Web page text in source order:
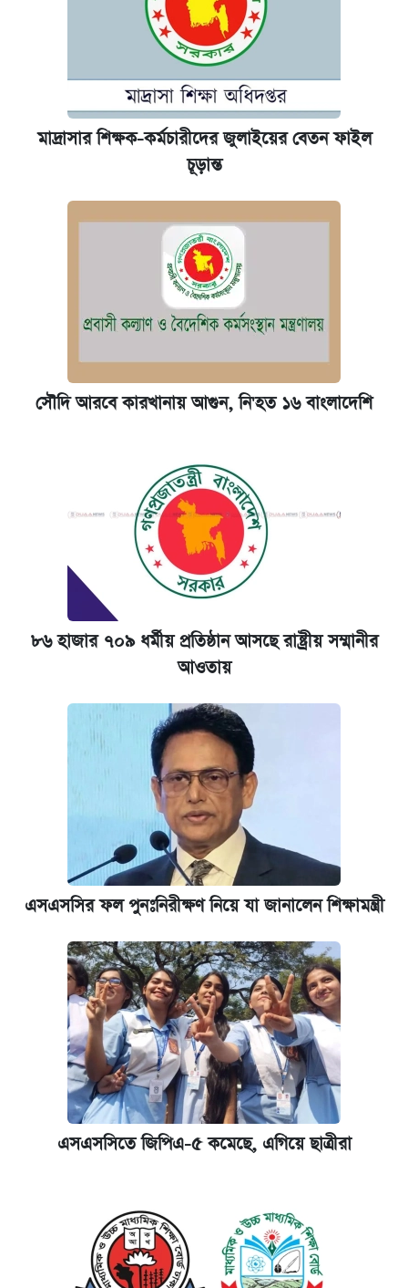
মাদ্রাসার শিক্ষক-কর্মচারীদের জুলাইয়ের বেতন ফাইল
চূড়ান্ত
সৌদি আরবে কারখানায় আগুন, নি'হত ১৬ বাংলাদেশি
৮৬ হাজার ৭০৯ ধর্মীয় প্রতিষ্ঠান আসছে রাষ্ট্রীয় সম্মানীর
আওতায়
এসএসসির ফল পুনঃনিরীক্ষণ নিয়ে যা জানালেন শিক্ষামন্ত্রী
এসএসসিতে জিপিএ-৫ কমেছে, এগিয়ে ছাত্রীরা